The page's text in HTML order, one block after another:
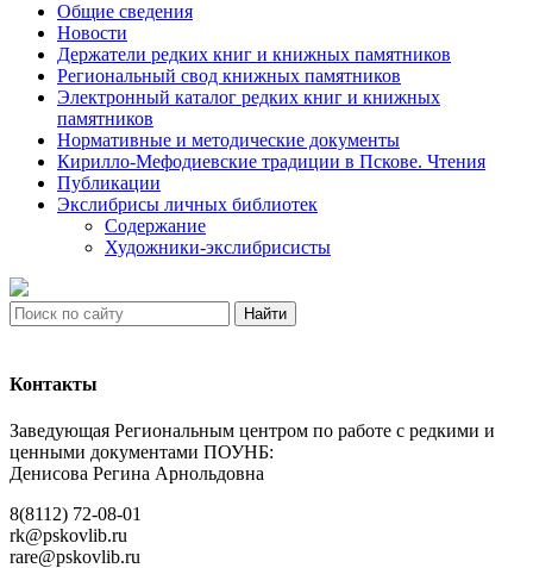
Общие сведения
Новости
Держатели редких книг и книжных памятников
Региональный свод книжных памятников
Электронный каталог редких книг и книжных
памятников
Нормативные и методические документы
Кирилло-Мефодиевские традиции в Пскове. Чтения
Публикации
Экслибрисы личных библиотек
Содержание
Художники-экслибрисисты
Найти
Контакты
Заведующая Региональным центром по работе с редкими и
ценными документами ПОУНБ:
Денисова Регина Арнольдовна
8(8112) 72-08-01
rk@pskovlib.ru
rare@pskovlib.ru